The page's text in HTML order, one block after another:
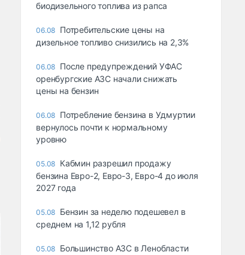
биодизельного топлива из рапса
06.08 Потребительские цены на
дизельное топливо снизились на 2,3%
06.08 После предупреждений УФАС
оренбургские АЗС начали снижать
цены на бензин
06.08 Потребление бензина в Удмуртии
вернулось почти к нормальному
уровню
05.08 Кабмин разрешил продажу
бензина Евро-2, Евро-3, Евро-4 до июля
2027 года
05.08 Бензин за неделю подешевел в
среднем на 1,12 рубля
05.08 Большинство АЗС в Ленобласти